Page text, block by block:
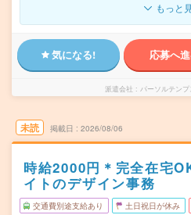
もっと
気になる! 応募へ
派遣会社 パーソルテン
未読 掲載日 2026/08/06
時給2000円＊完全在宅
イトのデザイン事務
交通費別途支給あり 土日祝日が休み